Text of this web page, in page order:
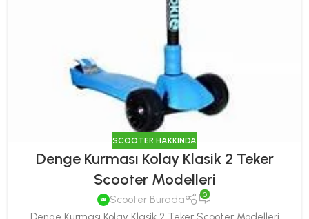
SCOOTER HAKKINDA
Denge Kurması Kolay Klasik 2 Teker
Scooter Modelleri
Scooter Burada 0